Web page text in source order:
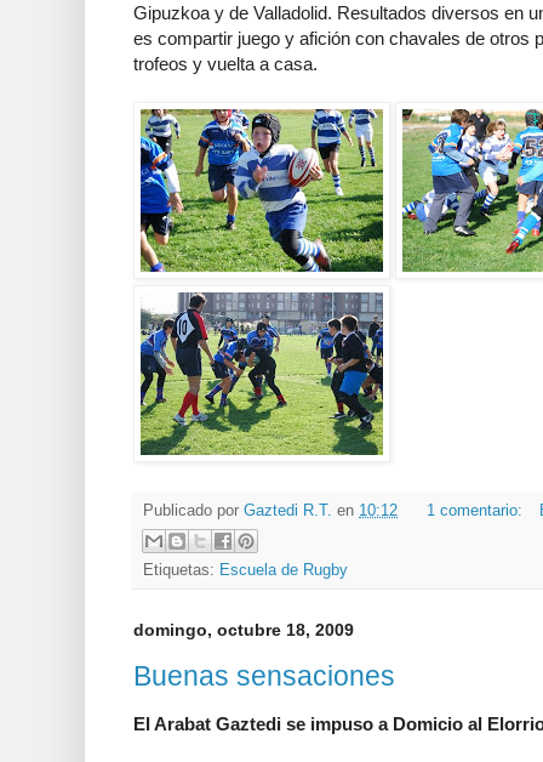
Gipuzkoa y de Valladolid. Resultados diversos en
es compartir juego y afición con chavales de otros
trofeos y vuelta a casa.
Publicado por Gaztedi R.T. en 10:12 1 comentario:
Etiquetas: Escuela de Rugby
domingo, octubre 18, 2009
Buenas sensaciones
El Arabat Gaztedi se impuso a Domicio al